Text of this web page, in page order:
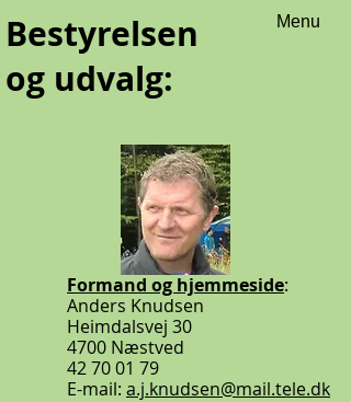
Bestyrelsen
og udvalg:
Menu
Formand og hjemmeside:
Anders Knudsen
Heimdalsvej 30
4700 Næstved
42 70 01 79
E-mail: a.j.knudsen@mail.tele.dk